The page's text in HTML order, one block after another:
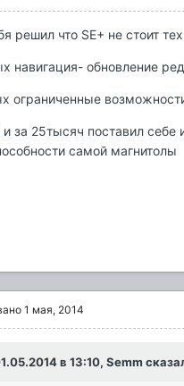
решил что SE+ не стоит
навигация- обновление
ограниченные
и за 25тысяч поставил
самой магнитолы
1 мая, 2014
в 13:10, Semm